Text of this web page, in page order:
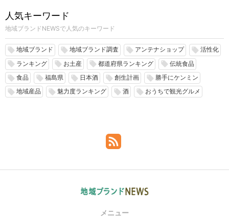
人気キーワード
地域ブランドNEWSで人気のキーワード
local_offer 地域ブランド local_offer 地域ブランド調査 local_offer アンテナショップ local_offer 活性化
local_offer ランキング local_offer お土産 local_offer 都道府県ランキング local_offer 伝統食品
local_offer 食品 local_offer 福島県 local_offer 日本酒 local_offer 創生計画 local_offer 勝手にケンミン
local_offer 地域産品 local_offer 魅力度ランキング local_offer 酒 local_offer おうちで観光グルメ
メニュー